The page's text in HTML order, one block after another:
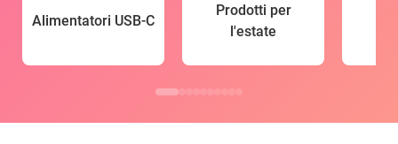
Alimentatori USB-C
Prodotti per
l'estate